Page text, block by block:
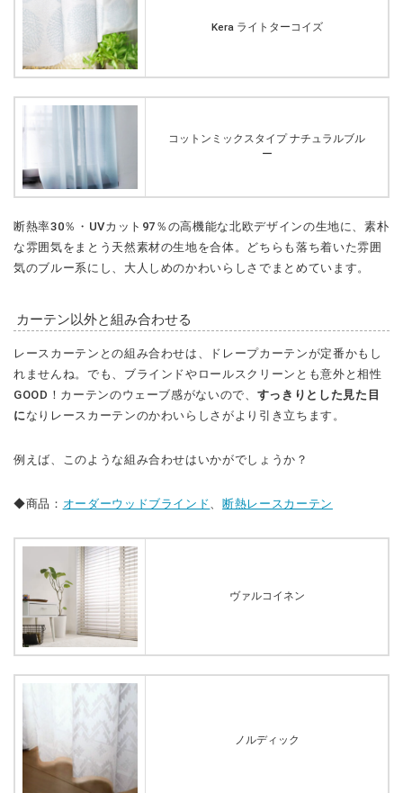
Kera ライトターコイズ
コットンミックスタイプ ナチュラルブル
ー
断熱率30％・UVカット97％の高機能な北欧デザインの生地に、素朴
な雰囲気をまとう天然素材の生地を合体。どちらも落ち着いた雰囲
気のブルー系にし、大人しめのかわいらしさでまとめています。
カーテン以外と組み合わせる
レースカーテンとの組み合わせは、ドレープカーテンが定番かもし
れませんね。でも、ブラインドやロールスクリーンとも意外と相性
GOOD！カーテンのウェーブ感がないので、 すっきりとした見た目
になりレースカーテンのかわいらしさがより引き立ちます。
例えば、このような組み合わせはいかがでしょうか？
◆商品： オーダーウッドブラインド、 断熱レースカーテン
ヴァルコイネン
ノルディック